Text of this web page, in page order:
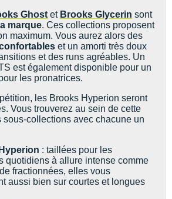
Ghost et Brooks Glycerin sont
marque. Ces collections proposent
maximum. Vous aurez alors des
et un amorti très doux
et des runs agréables. Un
est également disponible pour un
les pronatrices.
les Brooks Hyperion seront
Vous trouverez au sein de cette
collections avec chacune un
: taillées pour les
quotidiens à allure intense comme
fractionnées, elles vous
aussi bien sur courtes et longues